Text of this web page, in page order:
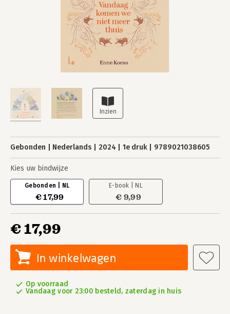
Gebonden Nederlands 2024 1e druk 9789021038605
Kies uw bindwijze
Gebonden | NL
€ 17,99
E-book | NL
€ 9,99
€ 17,99
In winkelwagen
Op voorraad
Vandaag voor 23:00 besteld, zaterdag in huis